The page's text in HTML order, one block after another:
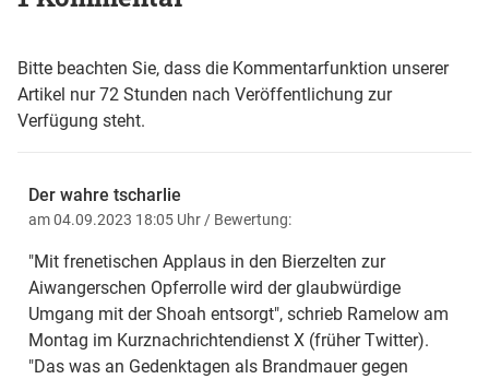
Bitte beachten Sie, dass die Kommentarfunktion unserer
Artikel nur 72 Stunden nach Veröffentlichung zur
Verfügung steht.
Der wahre tscharlie
am 04.09.2023 18:05 Uhr / Bewertung:
"Mit frenetischen Applaus in den Bierzelten zur
Aiwangerschen Opferrolle wird der glaubwürdige
Umgang mit der Shoah entsorgt", schrieb Ramelow am
Montag im Kurznachrichtendienst X (früher Twitter).
"Das was an Gedenktagen als Brandmauer gegen